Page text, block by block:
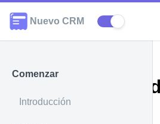
Nuevo CRM
Comenzar
Introducción
Vincular
contacto